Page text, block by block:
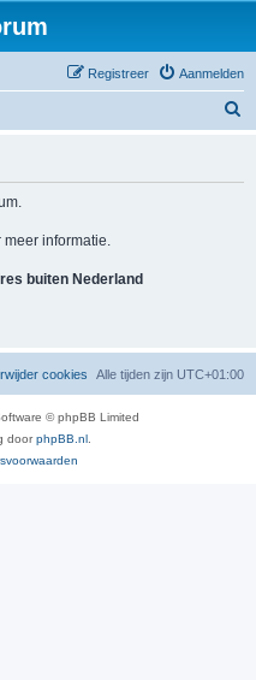
Aanmelden
Registreer
meer informatie.
buiten Nederland
Alle tijden zijn UTC+01:00
cookies
© phpBB Limited
doorphpBB.nl